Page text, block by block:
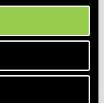
que nous
SuperCacher.